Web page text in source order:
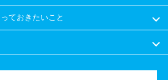
ておきたいこと